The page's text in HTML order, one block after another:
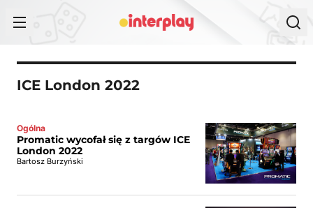
ICE London 2022
Ogólna
Promatic wycofał się z targów ICE
London 2022
Bartosz Burzyński